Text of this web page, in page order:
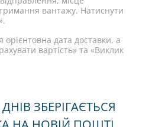
вантажу. Натиснути
орієнтовна дата доставки, а
вартість» та «Виклик
ЗБЕРІГАЄТЬСЯ